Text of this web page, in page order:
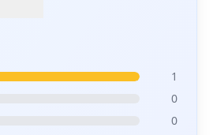
1
0
0